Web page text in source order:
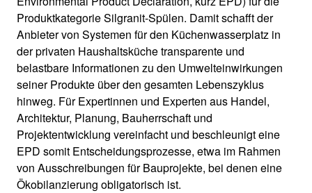
Produktkategorie Silgranit-Spülen. Damit schafft der
Anbieter von Systemen für den Küchenwasserplatz in
der privaten Haushaltsküche transparente und
belastbare Informationen zu den Umwelteinwirkungen
seiner Produkte über den gesamten Lebenszyklus
hinweg. Für Expertinnen und Experten aus Handel,
Architektur, Planung, Bauherrschaft und
Projektentwicklung vereinfacht und beschleunigt eine
EPD somit Entscheidungsprozesse, etwa im Rahmen
von Ausschreibungen für Bauprojekte, bei denen eine
Ökobilanzierung obligatorisch ist.